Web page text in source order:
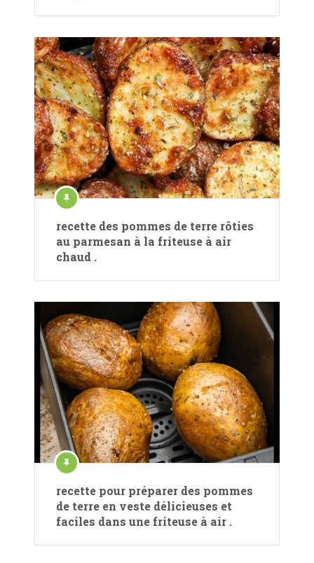
recette des pommes de terre rôties
au parmesan à la friteuse à air
chaud .
recette pour préparer des pommes
de terre en veste délicieuses et
faciles dans une friteuse à air .